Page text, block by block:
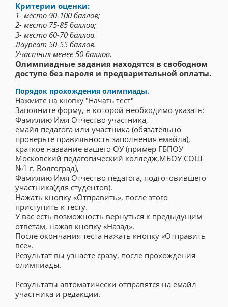
Критерии оценки:
1- место 90-100 баллов;
2- место 75-85 баллов;
3- место 60-70 баллов.
Лауреат 50-55 баллов.
Участник менее 50 баллов.
Олимпиадные задания находятся в свободном
доступе без пароля и предварительной оплаты.
Порядок прохождения олимпиады.
Нажмите на кнопку "Начать тест"
Заполните форму, в которой необходимо указать:
Фамилию Имя Отчество участника,
емайл педагога или участника (обязательно
проверьте правильность заполнения емайла),
краткое название вашего ОУ (пример ГБПОУ
Московский педагогический колледж,МБОУ СОШ
№1 г. Волгоград),
Фамилию Имя Отчество педагога, подготовившего
участника(для студентов).
Нажать кнопку «Отправить», после этого
приступить к тесту.
У вас есть возможность вернуться к предыдущим
ответам, нажав кнопку «Назад».
После окончания теста нажать кнопку «Отправить
все».
Результат вы узнаете сразу, после прохождения
олимпиады.
Результаты автоматически отправятся на емайл
участника и редакции.